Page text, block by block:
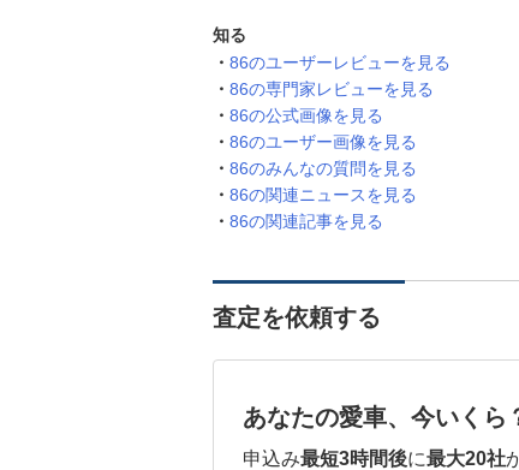
知る
86のユーザーレビューを見る
86の専門家レビューを見る
86の公式画像を見る
86のユーザー画像を見る
86のみんなの質問を見る
86の関連ニュースを見る
86の関連記事を見る
査定を依頼する
あなたの愛車、今いくら
申込み最短3時間後に最大20社